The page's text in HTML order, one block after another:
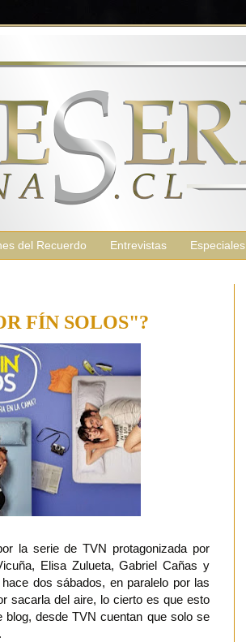
del Recuerdo Entrevistas Especiales
FÍN SOLOS"?
la serie de TVN protagonizada por
Elisa Zulueta, Gabriel Cañas y
dos sábados, en paralelo por las
sacarla del aire, lo cierto es que esto
desde TVN cuentan que solo se